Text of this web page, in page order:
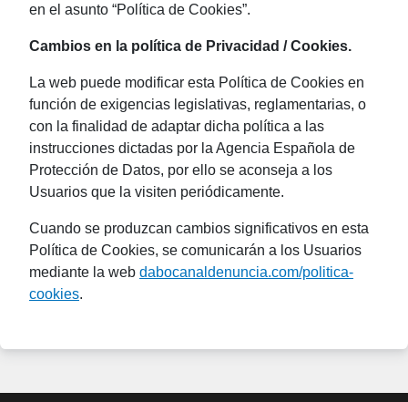
en el asunto “Política de Cookies”.
Cambios en la política de Privacidad / Cookies.
La web puede modificar esta Política de Cookies en
función de exigencias legislativas, reglamentarias, o
con la finalidad de adaptar dicha política a las
instrucciones dictadas por la Agencia Española de
Protección de Datos, por ello se aconseja a los
Usuarios que la visiten periódicamente.
Cuando se produzcan cambios significativos en esta
Política de Cookies, se comunicarán a los Usuarios
mediante la web dabocanaldenuncia.com/politica-
cookies.